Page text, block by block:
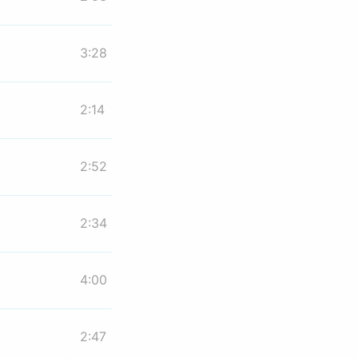
3:28
2:14
2:52
2:34
4:00
2:47